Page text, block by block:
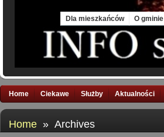
Dla mieszkańców O gminie
Home Ciekawe Służby Aktualności
Home » Archives